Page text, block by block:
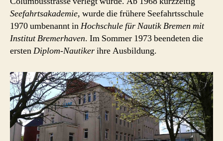
Seefahrtsakademie, wurde die frühere Seefahrtsschule
1970 umbenannt inHochschule für Nautik Bremen mit
Institut Bremerhaven. Im Sommer 1973 beendeten die
erstenDiplom-Nautikerihre Ausbildung.